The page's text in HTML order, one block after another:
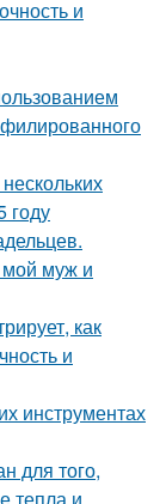
и
году
мой муж и
как
и
инструментах
для того,